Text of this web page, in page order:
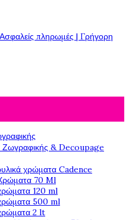
πληρωμές | Γρήγορη
Ζωγραφικής & Decoupage
χρώματα Cadence
70 Ml
120 ml
500 ml
2 lt